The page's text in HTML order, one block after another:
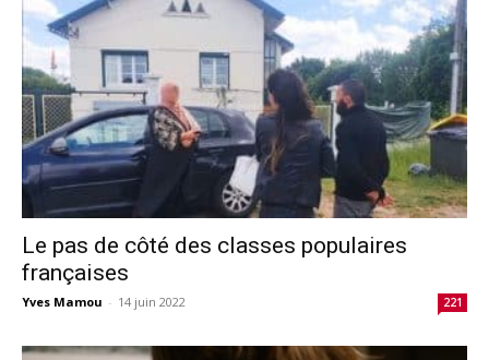
Le pas de côté des classes populaires
françaises
Yves Mamou - 14 juin 2022 221